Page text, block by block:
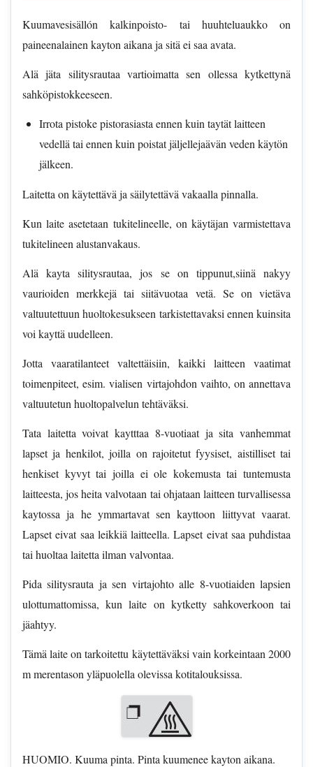
Kuumavesisällón kalkinpoisto- tai huuhteluaukko on
paineenalainen kayton aikana ja sitä ei saa avata.
Alä jäta silitysrautaa vartioimatta sen ollessa kytkettynä
sahköpistokkeeseen.
Irrota pistoke pistorasiasta ennen kuin taytät laitteen
vedellä tai ennen kuin poistat jäljellejaävän veden käytön
jälkeen.
Laitetta on käytettävä ja säilytettävä vakaalla pinnalla.
Kun laite asetetaan tukitelineelle, on käytäjan varmistettava
tukitelineen alustanvakaus.
Alä kayta silitysrautaa, jos se on tippunut,siinä nakyy
vaurioiden merkkejä tai siitävuotaa vetä. Se on vietäva
valtuutettuun huoltokesukseen tarkistettavaksi ennen kuinsita
voi kayttä uudelleen.
Jotta vaaratilanteet valtettäisiin, kaikki laitteen vaatimat
toimenpiteet, esim. vialisen virtajohdon vaihto, on annettava
valtuutetun huoltopalvelun tehtäväksi.
Tata laitetta voivat kaytttaa 8-vuotiaat ja sita vanhemmat
lapset ja henkilot, joilla on rajoitetut fyysiset, aistilliset tai
henkiset kyvyt tai joilla ei ole kokemusta tai tuntemusta
laitteesta, jos heita valvotaan tai ohjataan laitteen turvallisessa
kaytossa ja he ymmartavat sen kayttoon liittyvat vaarat.
Lapset eivat saa leikkiä laitteella. Lapset eivat saa puhdistaa
tai huoltaa laitetta ilman valvontaa.
Pida silitysrauta ja sen virtajohto alle 8-vuotiaiden lapsien
ulottumattomissa, kun laite on kytketty sahkoverkoon tai
jäahtyy.
Tämä laite on tarkoitettu käytettäväksi vain korkeintaan 2000
m merentason yläpuolella olevissa kotitalouksissa.
HUOMIO. Kuuma pinta. Pinta kuumenee kayton aikana.